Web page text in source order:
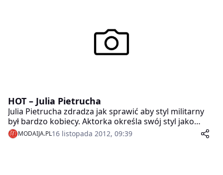
HOT – Julia Pietrucha
Julia Pietrucha zdradza jak sprawić aby styl militarny
był bardzo kobiecy. Aktorka określa swój styl jako
jeden wielki eksperyment, który zazwyczaj zaskakuje i
robi wrażenie.
MODAIJA.PL16 listopada 2012, 09:39